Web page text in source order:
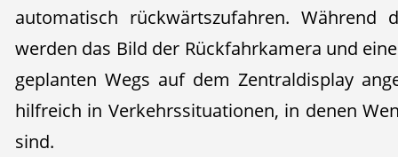
automatisch rückwärtszufahren. Während
werden das Bild der Rückfahrkamera und
geplanten Wegs auf dem Zentraldisplay
hilfreich in Verkehrssituationen, in denen
sind.